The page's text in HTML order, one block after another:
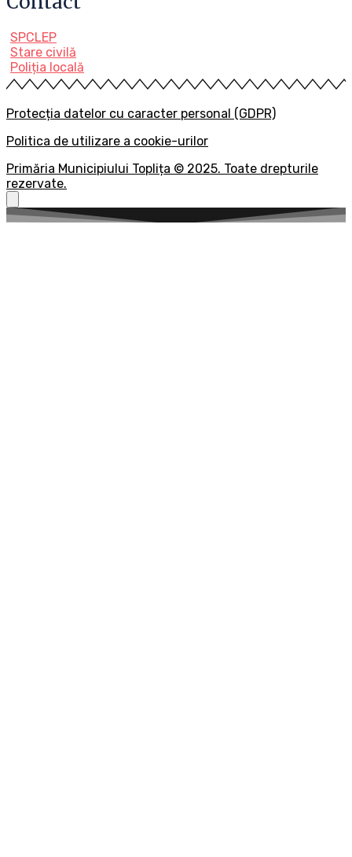
SPCLEP
Stare civilă
Poliția locală
Protecția datelor cu caracter personal (GDPR)
Politica de utilizare a cookie-urilor
Primăria Municipiului Toplița © 2025. Toate drepturile
rezervate.